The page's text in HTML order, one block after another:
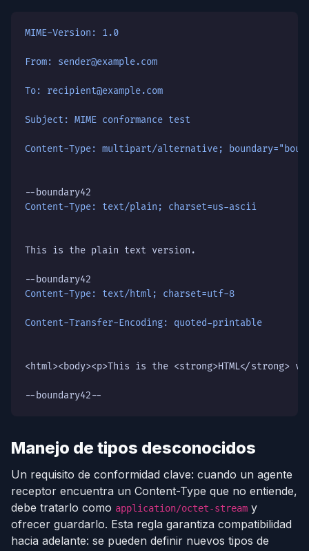
MIME-Version: 1.0
From: sender@example.com
To: recipient@example.com
Subject: MIME conformance test
Content-Type: multipart/alternative;
Content-Type: text/plain; charset=us-ascii
This is the plain text version.
Content-Type: text/html; charset=utf-8
Content-Transfer-Encoding: quoted-printable
<html><body><p>This is the <strong>HTML</strong>
--boundary42--
Manejo de tipos desconocidos
Un requisito de conformidad clave: cuando un agente
receptor encuentra un Content-Type que no entiende,
debe tratarlo como application/octet-stream y
ofrecer guardarlo. Esta regla garantiza compatibilidad
hacia adelante: se pueden definir nuevos tipos de